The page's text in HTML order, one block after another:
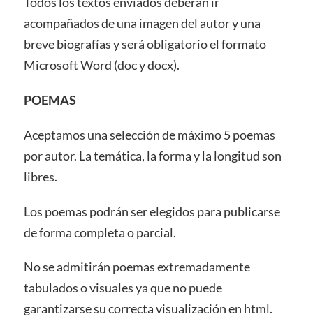
acompañados de una imagen del autor y una
breve biografías y será obligatorio el formato
Microsoft Word (doc y docx).
POEMAS
Aceptamos una selección de máximo 5 poemas
por autor. La temática, la forma y la longitud son
libres.
Los poemas podrán ser elegidos para publicarse
de forma completa o parcial.
No se admitirán poemas extremadamente
tabulados o visuales ya que no puede
garantizarse su correcta visualización en html.